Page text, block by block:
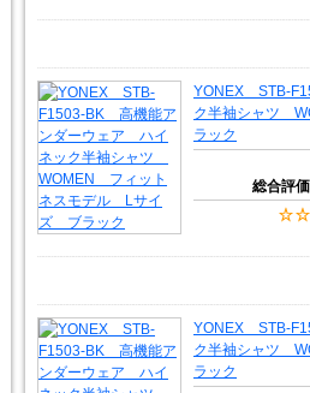
YONEX STB-
ク半袖シャツ
ラック
総合評価
YONEX STB-
ク半袖シャツ
ラック